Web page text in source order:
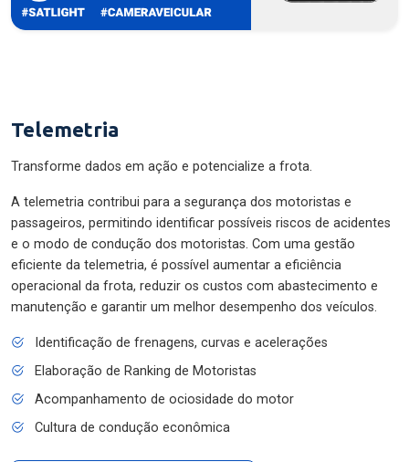
Telemetria
Transforme dados em ação e potencialize a frota.
A telemetria contribui para a segurança dos motoristas e
passageiros, permitindo identificar possíveis riscos de acidentes
e o modo de condução dos motoristas. Com uma gestão
eficiente da telemetria, é possível aumentar a eficiência
operacional da frota, reduzir os custos com abastecimento e
manutenção e garantir um melhor desempenho dos veículos.
Identificação de frenagens, curvas e acelerações
Elaboração de Ranking de Motoristas
Acompanhamento de ociosidade do motor
Cultura de condução econômica